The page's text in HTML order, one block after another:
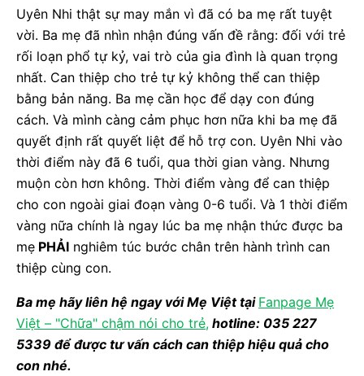
Uyên Nhi thật sự may mắn vì đã có ba mẹ rất tuyệt
vời. Ba mẹ đã nhìn nhận đúng vấn đề rằng: đối với trẻ
rối loạn phổ tự kỷ, vai trò của gia đình là quan trọng
nhất. Can thiệp cho trẻ tự kỷ không thể can thiệp
bằng bản năng. Ba mẹ cần học để dạy con đúng
cách. Và mình càng cảm phục hơn nữa khi ba mẹ đã
quyết định rất quyết liệt để hỗ trợ con. Uyên Nhi vào
thời điểm này đã 6 tuổi, qua thời gian vàng. Nhưng
muộn còn hơn không. Thời điểm vàng để can thiệp
cho con ngoài giai đoạn vàng 0-6 tuổi. Và 1 thời điểm
vàng nữa chính là ngay lúc ba mẹ nhận thức được ba
mẹ PHẢI nghiêm túc bước chân trên hành trình can
thiệp cùng con.
Ba mẹ hãy liên hệ ngay với Mẹ Việt tại Fanpage Mẹ
Việt – "Chữa" chậm nói cho trẻ, hotline: 035 227
5339 để được tư vấn cách can thiệp hiệu quả cho
con nhé.